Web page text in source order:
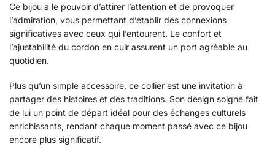
Ce bijou a le pouvoir d’attirer l’attention et de provoquer
l’admiration, vous permettant d’établir des connexions
significatives avec ceux qui l’entourent. Le confort et
l’ajustabilité du cordon en cuir assurent un port agréable au
quotidien.
Plus qu’un simple accessoire, ce collier est une invitation à
partager des histoires et des traditions. Son design soigné fait
de lui un point de départ idéal pour des échanges culturels
enrichissants, rendant chaque moment passé avec ce bijou
encore plus significatif.